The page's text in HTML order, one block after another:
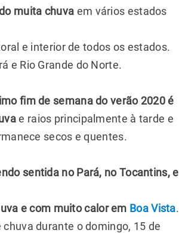
muita chuva em vários estados
e interior de todos os estados.
e Rio Grande do Norte.
fim de semana do verão 2020 é
e raios principalmente à tarde e
secos e quentes.
sentida no Pará, no Tocantins, e
e com muito calor em Boa Vista.
durante o domingo, 15 de